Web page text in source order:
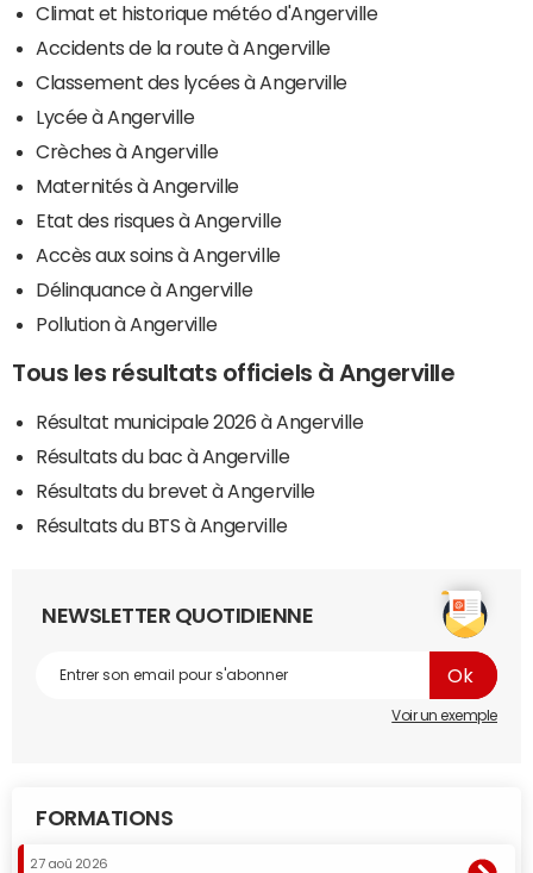
Climat et historique météo d'Angerville
Accidents de la route à Angerville
Classement des lycées à Angerville
Lycée à Angerville
Crèches à Angerville
Maternités à Angerville
Etat des risques à Angerville
Accès aux soins à Angerville
Délinquance à Angerville
Pollution à Angerville
Tous les résultats officiels à Angerville
Résultat municipale 2026 à Angerville
Résultats du bac à Angerville
Résultats du brevet à Angerville
Résultats du BTS à Angerville
NEWSLETTER QUOTIDIENNE
Voir un exemple
FORMATIONS
27 aoû 2026